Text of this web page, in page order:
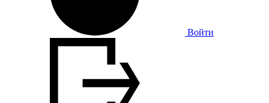
Войти